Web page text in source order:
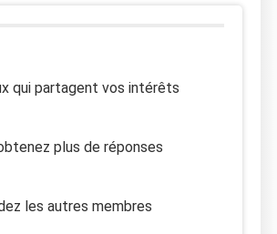
qui partagent vos intérêts
plus de réponses
les autres membres